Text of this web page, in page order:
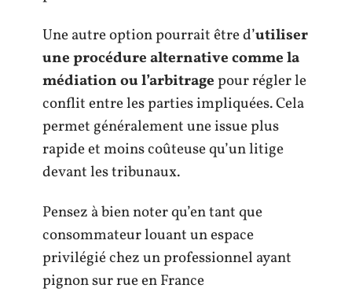
Une autre option pourrait être d’utiliser
une procédure alternative comme la
médiation ou l’arbitragepour régler le
conflit entre les parties impliquées. Cela
permet généralement une issue plus
rapide et moins coûteuse qu’un litige
devant les tribunaux.
Pensez à bien noter qu’en tant que
consommateur louant un espace
privilégié chez un professionnel ayant
pignon sur rue en France